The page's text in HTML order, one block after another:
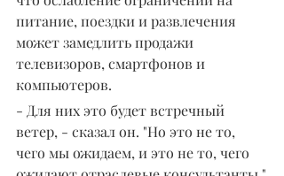
питание, поездки и развлечения
может замедлить продажи
телевизоров, смартфонов и
компьютеров.
- Для них это будет встречный
ветер, - сказал он. "Но это не то,
чего мы ожидаем, и это не то, чего